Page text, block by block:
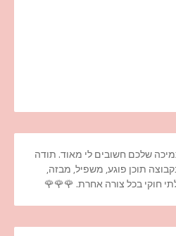
שלכם חשובים לי מאוד. תודה
תוכן פוגע, משפיל, מבזה,
חוקי בכל צורה אחרת. 🌹🌹🌹